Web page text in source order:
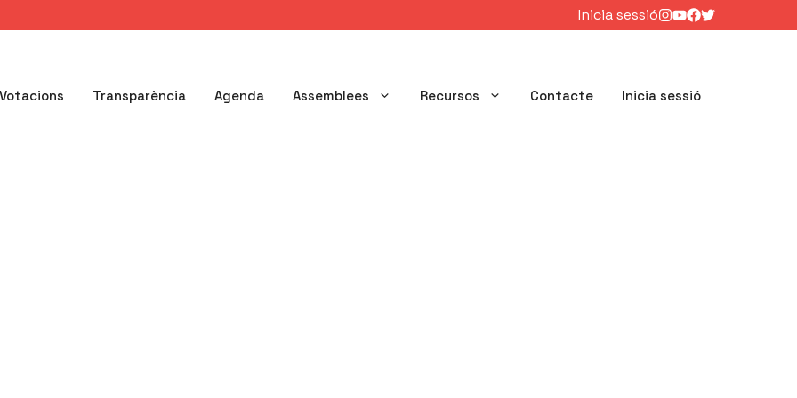
Inicia sessió
Votacions Transparència Agenda Assemblees Recursos Contacte Inicia sessió